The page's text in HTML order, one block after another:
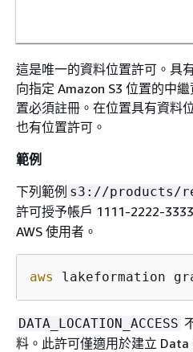
這是唯一的資料位置許可。具
向指定 Amazon S3 位置的中
置必須註冊。在位置具有資料
也有位置許可。
範例
下列範例 s3://products/
許可授予帳戶 1111-2222-3333
AWS 使用者。
aws lakeformation
DATA_LOCATION_ACCESS
料。此許可僅適用於建立 Data